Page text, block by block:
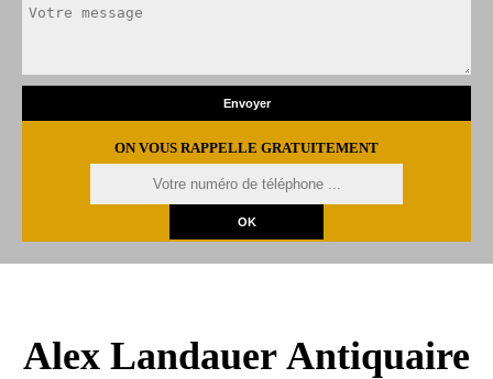
ON VOUS RAPPELLE GRATUITEMENT
Alex Landauer Antiquaire